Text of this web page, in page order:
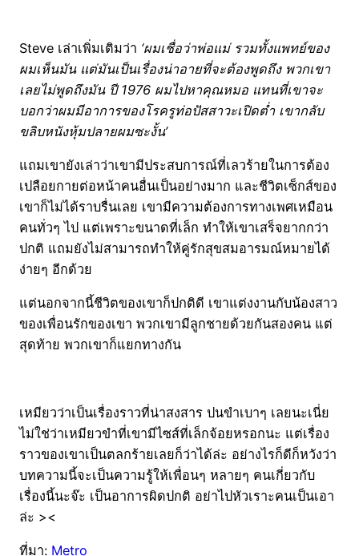
Steve เล่าเพิ่มเติมว่า ‘ผมเชื่อว่าพ่อแม่ รวมทั้งแพทย์ของ
ผมเห็นมัน แต่มันเป็นเรื่องน่าอายที่จะต้องพูดถึง พวกเขา
เลยไม่พูดถึงมัน ปี 1976 ผมไปหาคุณหมอ แทนที่เขาจะ
บอกว่าผมมีอาการของโรครูท่อปัสสาวะเปิดต่ำ เขากลับ
ขลิบหนังหุ้มปลายผมซะงั้น’
แถมเขายังเล่าว่าเขามีประสบการณ์ที่เลวร้ายในการต้อง
เปลือยกายต่อหน้าคนอื่นเป็นอย่างมาก และชีวิตเซ็กส์ของ
เขาก็ไม่ได้ราบรื่นเลย เขามีความต้องการทางเพศเหมือน
คนทั่วๆ ไป แต่เพราะขนาดที่เล็ก ทำให้เขาเสร็จยากกว่า
ปกติ แถมยังไม่สามารถทำให้คู่รักสุขสมอารมณ์หมายได้
ง่ายๆ อีกด้วย
แต่นอกจากนี้ชีวิตของเขาก็ปกติดี เขาแต่งงานกับน้องสาว
ของเพื่อนรักของเขา พวกเขามีลูกชายด้วยกันสองคน แต่
สุดท้าย พวกเขาก็แยกทางกัน
เหมียวว่าเป็นเรื่องราวที่น่าสงสาร ปนขำเบาๆ เลยนะเนี่ย
ไม่ใช่ว่าเหมียวขำที่เขามีไซส์ที่เล็กจ้อยหรอกนะ แต่เรื่อง
ราวของเขาเป็นตลกร้ายเลยก็ว่าได้ล่ะ อย่างไรก็ดีก็หวังว่า
บทความนี้จะเป็นความรู้ให้เพื่อนๆ หลายๆ คนเกี่ยวกับ
เรื่องนี้นะจ๊ะ เป็นอาการผิดปกติ อย่าไปหัวเราะคนเป็นเอา
ล่ะ ><
ที่มา: Metro